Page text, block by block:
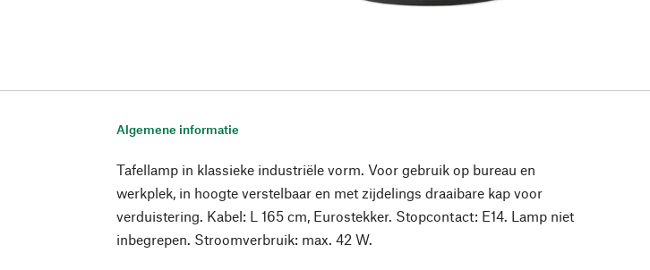
Algemene informatie
Tafellamp in klassieke industriële vorm. Voor gebruik op bureau en
werkplek, in hoogte verstelbaar en met zijdelings draaibare kap voor
verduistering. Kabel: L 165 cm, Eurostekker. Stopcontact: E14. Lamp niet
inbegrepen. Stroomverbruik: max. 42 W.